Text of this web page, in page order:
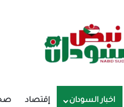
اخبار السودان إقتصاد